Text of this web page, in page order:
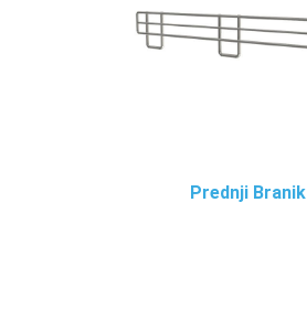
Prednji Branik